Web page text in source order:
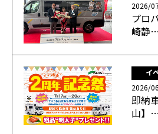
2026/
プロ
崎静…
イ
2026/
即納
山】…